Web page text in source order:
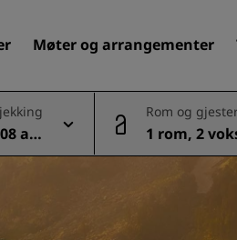
Møter og arrangementer
Finn ditt
au
Rom og
1 rom, 2